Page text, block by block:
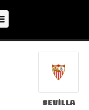
Sevilla